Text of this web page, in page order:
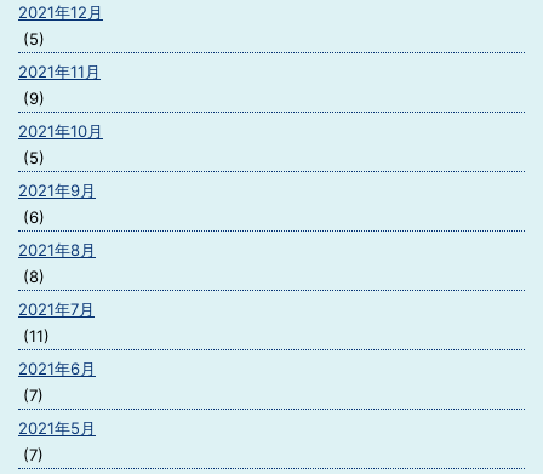
2021年12月
(5)
2021年11月
(9)
2021年10月
(5)
2021年9月
(6)
2021年8月
(8)
2021年7月
(11)
2021年6月
(7)
2021年5月
(7)